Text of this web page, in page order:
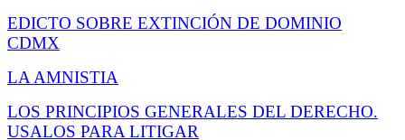
EDICTO SOBRE EXTINCIÓN DE DOMINIO
CDMX
LA AMNISTIA
LOS PRINCIPIOS GENERALES DEL DERECHO.
USALOS PARA LITIGAR